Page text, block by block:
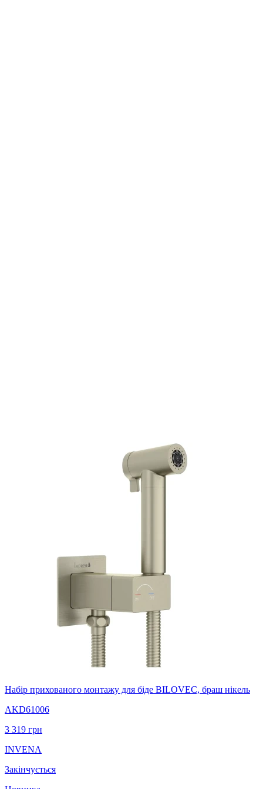
Набір прихованого монтажу для біде BILOVEC, браш нікель
AKD61006
3 319 грн
INVENA
Закінчується